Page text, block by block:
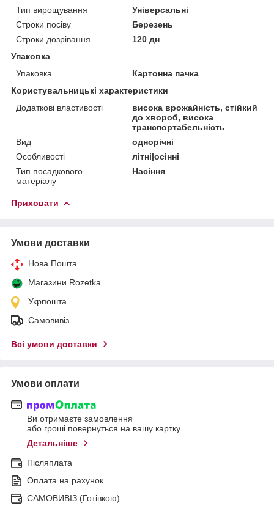
Тип вирощування
Універсальні
Строки посіву
Березень
Строки дозрівання
120 дн
Упаковка
Упаковка
Картонна пачка
Користувальницькі характеристики
Додаткові властивості
висока врожайність, стійкий
до хвороб, висока
транспортабельність
Вид
однорічні
Особливості
літні|осінні
Тип посадкового
матеріалу
Насіння
Приховати
Умови доставки
Нова Пошта
Магазини Rozetka
Укрпошта
Самовивіз
Всі умови доставки
Умови оплати
Ви отримаєте замовлення
або гроші повернуться на вашу картку
Детальніше
Післяплата
Оплата на рахунок
САМОВИВІЗ (Готівкою)